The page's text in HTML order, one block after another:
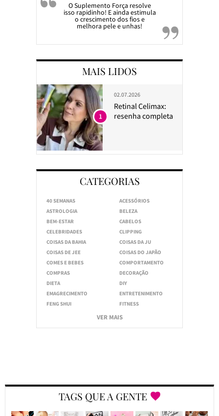
O Suplemento Força resolve
isso rapidinho! E ainda estimula
o crescimento dos fios e
melhora pele e unhas!
MAIS LIDOS
02.07.2026
Retinal Celimax:
resenha completa
1
CATEGORIAS
40 SEMANAS
ACESSÓRIOS
ASTROLOGIA
BELEZA
BEM-ESTAR
CABELOS
CELEBRIDADES
CLIPPING
COISAS DA BAHIA
COISAS DA JU
COISAS DE JEE
COISAS DO JAPÃO
COMES E BEBES
COMPORTAMENTO
COMPRAS
DECORAÇÃO
DIETA
DIY
EMAGRECIMENTO
ENTRETENIMENTO
FENG SHUI
FITNESS
VER MAIS
TAGS QUE A GENTE